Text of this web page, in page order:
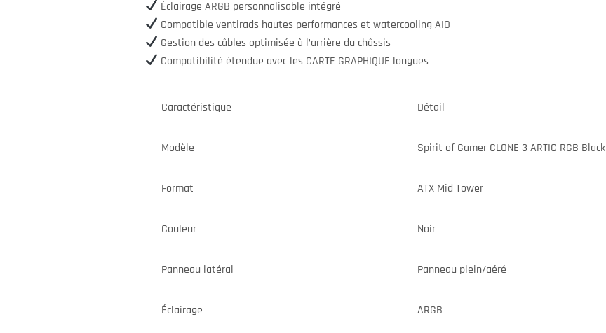
Éclairage ARGB personnalisable intégré
Compatible ventirads hautes performances et watercooling AIO
Gestion des câbles optimisée à l’arrière du châssis
Compatibilité étendue avec les CARTE GRAPHIQUE longues
Caractéristique Détail
Modèle Spirit of Gamer CLONE 3 ARTIC RGB Black
Format ATX Mid Tower
Couleur Noir
Panneau latéral Panneau plein/aéré
Éclairage ARGB